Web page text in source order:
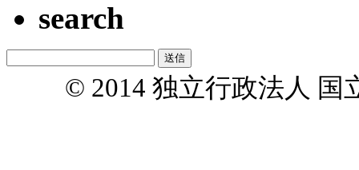
search
© 2014 独立行政法人 国